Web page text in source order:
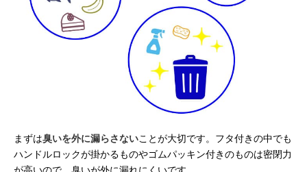
まずは臭いを外に漏らさないことが大切です。フタ付きの中でも
ハンドルロックが掛かるものやゴムパッキン付きのものは密閉力
が高いので、臭いが外に漏れにくいです。